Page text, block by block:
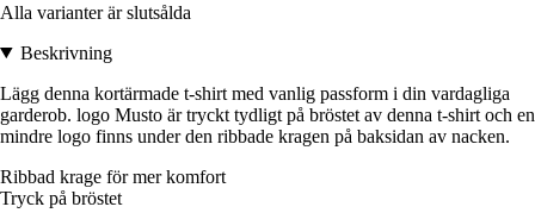
Alla varianter är slutsålda
Beskrivning
Lägg denna kortärmade t-shirt med vanlig passform i din vardagliga
garderob. logo Musto är tryckt tydligt på bröstet av denna t-shirt och en
mindre logo finns under den ribbade kragen på baksidan av nacken.
Ribbad krage för mer komfort
Tryck på bröstet